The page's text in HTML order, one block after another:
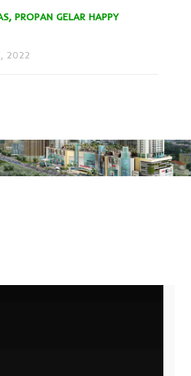
PROPAN GELAR HAPPY
2022